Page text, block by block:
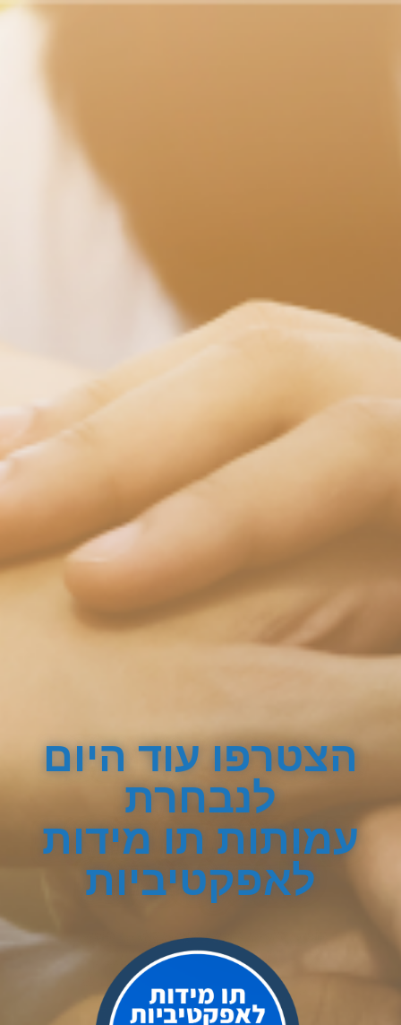
הצטרפו עוד היום
לנבחרת
עמותות תו מידות
לאפקטיביות